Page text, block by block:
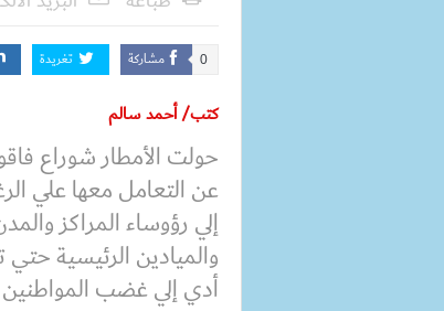
مشاركة 0 تغريدة
كتب/ أحمد سالم
حولت الأمطار شوراع
عن التعامل معها علي
إلي رؤوساء المراكز
والميادين الرئيسية
أدي إلي غضب المواطنين